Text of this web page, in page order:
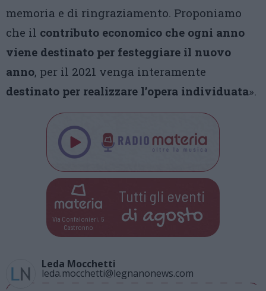
memoria e di ringraziamento. Proponiamo
che il contributo economico che ogni anno
viene destinato per festeggiare il nuovo
anno, per il 2021 venga interamente
destinato per realizzare l’opera individuata».
Via Confalonieri, 5
Castronno
Tutti gli eventi
di agosto
Leda Mocchetti
leda.mocchetti@legnanonews.com